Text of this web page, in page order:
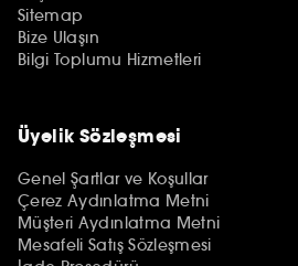
Sitemap
Bize Ulaşın
Bilgi Toplumu Hizmetleri
Üyelik Sözleşmesi
Genel Şartlar ve Koşullar
Çerez Aydınlatma Metni
Müşteri Aydınlatma Metni
Mesafeli Satış Sözleşmesi